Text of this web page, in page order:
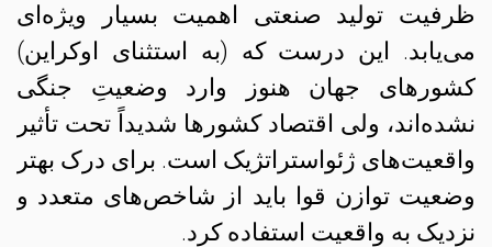
ظرفیت تولید صنعتی اهمیت بسیار ویژه‌ای
می‌یابد. این درست که (به استثنای اوکراین)
کشورهای جهان هنوز وارد وضعیتِ جنگی
نشده‌اند، ولی اقتصاد کشورها شدیداً تحت تأثیر
واقعیت‌های ژئواستراتژیک است. برای درک بهتر
وضعیت توازن قوا باید از شاخص‌های متعدد و
نزدیک به واقعیت استفاده کرد.